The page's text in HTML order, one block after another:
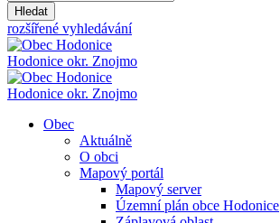
Hledat
rozšířené vyhledávání
Hodonice okr. Znojmo
Hodonice okr. Znojmo
Obec
Aktuálně
O obci
Mapový portál
Mapový server
Územní plán obce Hodonice